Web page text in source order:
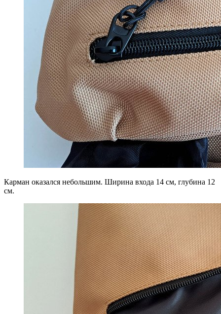
Карман оказался небольшим. Ширина входа 14 см, глубина 12
см.